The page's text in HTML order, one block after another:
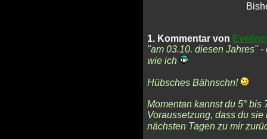
1. Kommentar von Eveline
"am 03.10. diesen Jahres"
wie ich
Hübsches Bähnschn!
Momentan kannst du 5° bis
Voraussetzung, dass du
nächsten Tagen zu mir